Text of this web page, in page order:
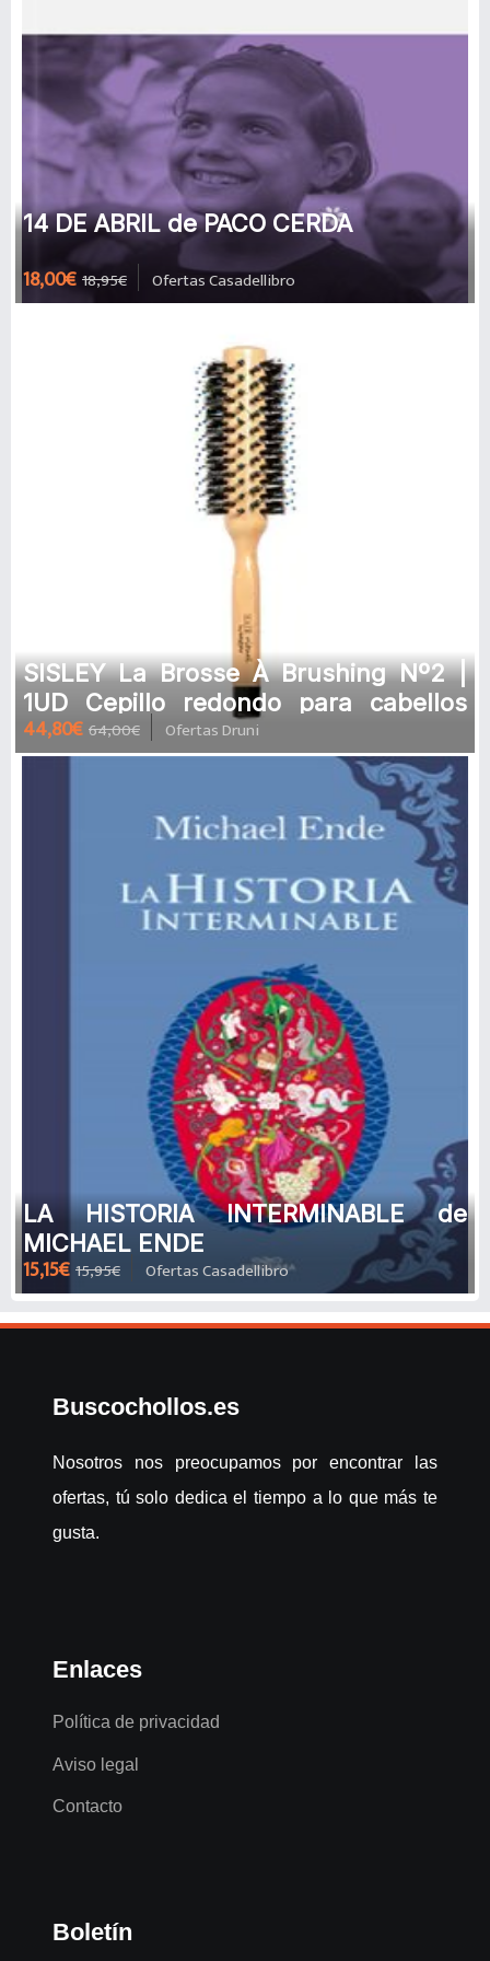
14 DE ABRIL de PACO CERDA
18,00€ 18,95€ Ofertas Casadellibro
SISLEY La Brosse À Brushing Nº2 |
1UD Cepillo redondo para cabellos
largos
44,80€ 64,00€ Ofertas Druni
LA HISTORIA INTERMINABLE de
MICHAEL ENDE
15,15€ 15,95€ Ofertas Casadellibro
Buscochollos.es
Nosotros nos preocupamos por encontrar las
ofertas, tú solo dedica el tiempo a lo que más te
gusta.
Enlaces
Política de privacidad
Aviso legal
Contacto
Boletín